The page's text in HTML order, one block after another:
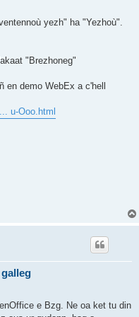
yezh" ha "Yezhoù".
"Brezhoneg"
en demo WebEx a c'hell
u-Ooo.html
e Bzg. Ne oa ket tu din